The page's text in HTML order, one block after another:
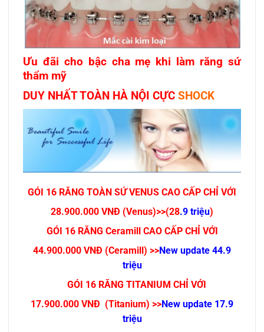
Ưu đãi cho bậc cha mẹ khi làm răng sứ
thẩm mỹ
DUY NHẤT TOÀN HÀ NỘI CỰC SHOCK
GÓI 16 RĂNG TOÀN SỨVENUS CAO CẤP CHỈ VỚI
28.900.000 VNĐ (Venus)>>(28.9 triệu)
GÓI 16 RĂNG Ceramill CAO CẤP CHỈ VỚI
44.900.000 VNĐ (Ceramill) >>New update 44.9
triệu
GÓI 16 RĂNG TITANIUM CHỈ VỚI
17.900.000 VNĐ (Titanium) >>New update 17.9
triệu